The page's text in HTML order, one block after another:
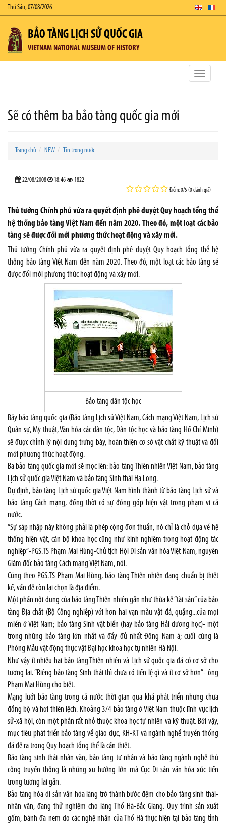
Thứ Sáu, 07/08/2026
BẢO TÀNG LỊCH SỬ QUỐC GIA
VIETNAM NATIONAL MUSEUM OF HISTORY
Toggle
Sẽ có thêm ba bảo tàng quốc gia mới
Trang chủ NEW Tin trong nước
22/08/2008 18:46 1822
Điểm: 0/5 (0 đánh giá)
Thủ tướng Chính phủ vừa ra quyết định phê duyệt Quy hoạch tổng thể
hệ thống bảo tàng Việt Nam đến năm 2020. Theo đó, một loạt các bảo
tàng sẽ được đổi mới phương thức hoạt động và xây mới.
Thủ tướng Chính phủ vừa ra quyết định phê duyệt Quy hoạch tổng thể hệ
thống bảo tàng Việt Nam đến năm 2020. Theo đó, một loạt các bảo tàng sẽ
được đổi mới phương thức hoạt động và xây mới.
Bảo tàng dân tộc học
Bảy bảo tàng quốc gia (Bảo tàng Lịch sử Việt Nam, Cách mạng Việt Nam, Lịch sử
Quân sự, Mỹ thuật, Văn hóa các dân tộc, Dân tộc học và bảo tàng Hồ Chí Minh)
sẽ được chỉnh lý nội dung trưng bày, hoàn thiện cơ sở vật chất kỹ thuật và đổi
mới phương thức hoạt động.
Ba bảo tàng quốc gia mới sẽ mọc lên: bảo tàng Thiên nhiên Việt Nam, bảo tàng
Lịch sử quốc gia Việt Nam và bảo tàng Sinh thái Hạ Long.
Dự định, bảo tàng Lịch sử quốc gia Việt Nam hình thành từ bảo tàng Lịch sử và
bảo tàng Cách mạng, đồng thời có sự đóng góp hiện vật trong phạm vi cả
nước.
“Sự sáp nhập này không phải là phép cộng đơn thuần, nó chỉ là chỗ dựa về hệ
thống hiện vật, cán bộ khoa học cũng như kinh nghiệm trong hoạt động tác
nghiệp”-PGS.TS Phạm Mai Hùng-Chủ tịch Hội Di sản văn hóa Việt Nam, nguyên
Giám đốc bảo tàng Cách mạng Việt Nam, nói.
Cũng theo PGS.TS Phạm Mai Hùng, bảo tàng Thiên nhiên đang chuẩn bị thiết
kế, vấn đề còn lại chọn là địa điểm.
Một phần nội dung của bảo tàng Thiên nhiên gần như thừa kế “tài sản” của bảo
tàng Địa chất (Bộ Công nghiệp) với hơn hai vạn mẫu vật đá, quặng...của mọi
miền ở Việt Nam; bảo tàng Sinh vật biển (hay bảo tàng Hải dương học)- một
trong những bảo tàng lớn nhất và đầy đủ nhất Đông Nam á; cuối cùng là
Phòng Mẫu vật động thực vật Đại học khoa học tự nhiên Hà Nội.
Như vậy ít nhiều hai bảo tàng Thiên nhiên và Lịch sử quốc gia đã có cơ sở cho
tương lai. “Riêng bảo tàng Sinh thái thì chưa có tiền lệ gì và ít cơ sở hơn”- ông
Phạm Mai Hùng cho biết.
Mạng lưới bảo tàng trong cả nước thời gian qua khá phát triển nhưng chưa
đồng bộ và hơi thiên lệch. Khoảng 3/4 bảo tàng ở Việt Nam thuộc lĩnh vực lịch
sử-xã hội, còn một phần rất nhỏ thuộc khoa học tự nhiên và kỹ thuật. Bởi vậy,
mục tiêu phát triển bảo tàng về giáo dục, KH-KT và ngành nghề truyền thống
đã đề ra trong Quy hoạch tổng thể là cần thiết.
Bảo tàng sinh thái-nhân văn, bảo tàng tư nhân và bảo tàng ngành nghề thủ
công truyền thống là những xu hướng lớn mà Cục Di sản văn hóa xúc tiến
trong tương lai gần.
Bảo tàng hóa di sản văn hóa làng trở thành bước đệm cho bảo tàng sinh thái-
nhân văn, đang thử nghiệm cho làng Thổ Hà-Bắc Giang. Quy trình sản xuất
gốm, bánh đa nem do các nghệ nhân của Thổ Hà thực hiện tại bảo tàng tỉnh